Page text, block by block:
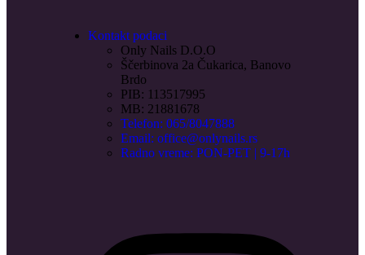
Kontakt podaci
Only Nails D.O.O
Ščerbinova 2a Čukarica, Banovo
Brdo
PIB: 113517995
MB: 21881678
Telefon: 065/8047888
Email: office@onlynails.rs
Radno vreme: PON-PET | 9-17h